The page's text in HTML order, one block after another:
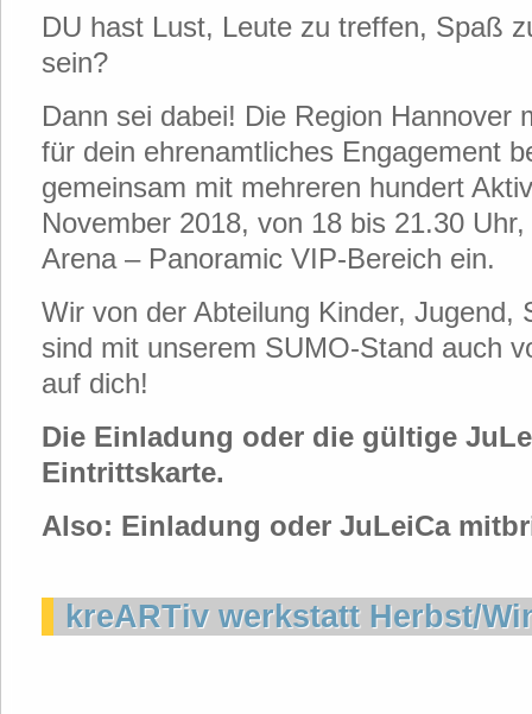
DU hast Lust, Leute zu treffen, Spaß
sein?
Dann sei dabei! Die Region Hannover
für dein ehrenamtliches Engagement
gemeinsam mit mehreren hundert
November 2018, von 18 bis 21.30
Arena – Panoramic VIP-Bereich ein.
Wir von der Abteilung Kinder, Jugend,
sind mit unserem SUMO-Stand auch
auf dich!
Die Einladung oder die gültige
Eintrittskarte.
Also: Einladung oder JuLeiCa
kreARTiv werkstatt Herbst/